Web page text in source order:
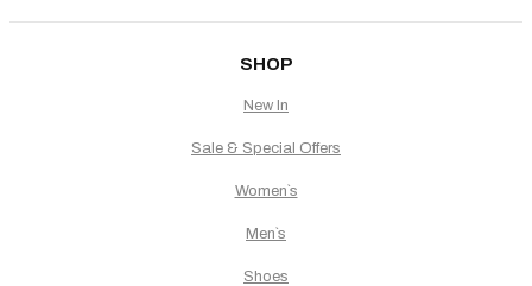
SHOP
New In
Sale & Special Offers
Women`s
Men`s
Shoes